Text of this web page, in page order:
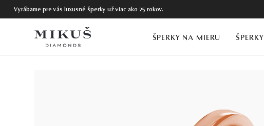
Vyrábame pre vás luxusné šperky už viac ako 25 rokov.
ŠPERKY NA MIERU ŠPERKY